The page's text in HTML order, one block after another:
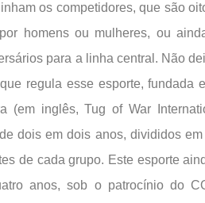
os competidores, que são
homens ou mulheres, ou
para a linha central. Não
regula esse esporte, fundada
(em inglês, Tug of War
dois em dois anos, divididos
de cada grupo. Este esporte
anos, sob o patrocínio do